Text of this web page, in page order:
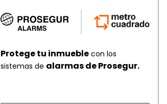
Protege tu inmueble con los
sistemas de alarmas de Prosegur.